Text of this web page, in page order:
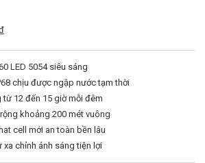
LED 5054 siêu sáng
chịu được ngập nước tạm thời
12 đến 15 giờ mỗi đêm
khoảng 200 mét vuông
cell mới an toàn bền lâu
chỉnh ánh sáng tiện lợi